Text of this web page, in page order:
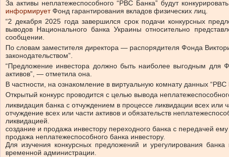
За активы неплатежеспособного “РВС Банка” будут
информирует Фонд гарантирования вкладов физических лиц.
“2 декабря 2025 года завершился срок подачи конкурсных
выводов Национального банка Украины относительно
сообщении.
По словам заместителя директора — распорядителя Фонда
законодательством”.
“Предложение инвестора должно быть наиболее выгодным для
активов”, — отметила она.
В частности, на ознакомление в виртуальную комнату данных
Открытый конкурс проводится с целью вывода
ликвидация банка с отчуждением в процессе ликвидации всех или
отчуждение всех или части активов и обязательств
ликвидацией.
создание и продажа инвестору переходного банка с передачей
продажа неплатежеспособного банка инвестору.
Для изучения конкурсных предложений и урегулирования
временной администрации.